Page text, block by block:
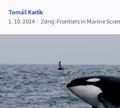
Tomáš Karlík
1. 10. 2024 | Zdroj: Frontiers in Marine